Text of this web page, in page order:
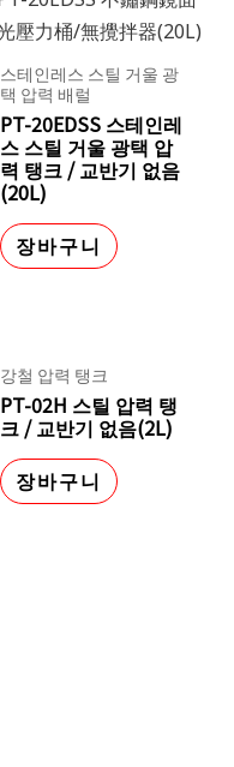
스테인레스 스틸 거울 광
택 압력 배럴
PT-20EDSS 스테인레
스 스틸 거울 광택 압
력 탱크 / 교반기 없음
(20L)
장바구니
강철 압력 탱크
PT-02H 스틸 압력 탱
크 / 교반기 없음(2L)
장바구니